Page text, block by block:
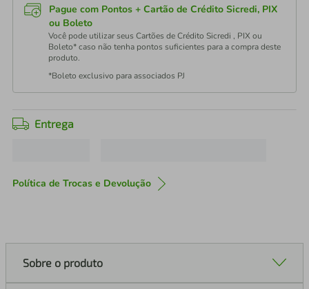
Pague com Pontos + Cartão de Crédito Sicredi, PIX
ou Boleto
Você pode utilizar seus Cartões de Crédito Sicredi , PIX ou
Boleto* caso não tenha pontos suficientes para a compra deste
produto.
*Boleto exclusivo para associados PJ
Entrega
Política de Trocas e Devolução
Sobre o produto